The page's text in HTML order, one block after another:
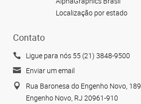
Localização por estado
Contato
Ligue para nós 55 (21) 3848-9500
Enviar um email
Rua Baronesa do Engenho Novo, 189
Engenho Novo, RJ 20961-910